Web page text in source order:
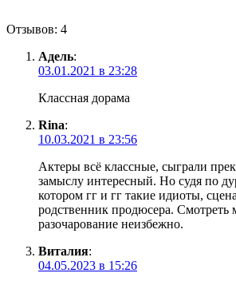
Отзывов: 4
Адель:
03.01.2021 в 23:28
Классная дорама
Rina:
10.03.2021 в 23:56
Актеры всё классные, сыграли
замыслу интересный. Но судя по
котором гг и гг такие идиоты,
родственник продюсера. Смотреть
разочарование неизбежно.
Виталия:
04.05.2023 в 15:26